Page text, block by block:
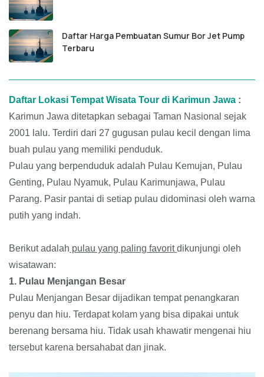
Daftar Harga Pembuatan Sumur Bor Jet Pump
Terbaru
Daftar Lokasi Tempat Wisata Tour di Karimun Jawa :
Karimun Jawa ditetapkan sebagai Taman Nasional sejak
2001 lalu. Terdiri dari 27 gugusan pulau kecil dengan lima
buah pulau yang memiliki penduduk.
Pulau yang berpenduduk adalah Pulau Kemujan, Pulau
Genting, Pulau Nyamuk, Pulau Karimunjawa, Pulau
Parang. Pasir pantai di setiap pulau didominasi oleh warna
putih yang indah.
Berikut adalah pulau yang paling favoritdikunjungi oleh
wisatawan:
1. Pulau Menjangan Besar
Pulau Menjangan Besar dijadikan tempat penangkaran
penyu dan hiu. Terdapat kolam yang bisa dipakai untuk
berenang bersama hiu. Tidak usah khawatir mengenai hiu
tersebut karena bersahabat dan jinak.